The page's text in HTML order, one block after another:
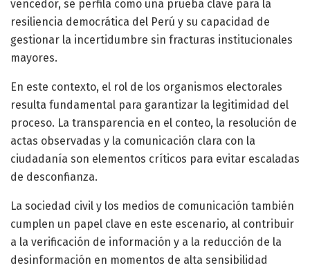
vencedor, se perfila como una prueba clave para la
resiliencia democrática del Perú y su capacidad de
gestionar la incertidumbre sin fracturas institucionales
mayores.
En este contexto, el rol de los organismos electorales
resulta fundamental para garantizar la legitimidad del
proceso. La transparencia en el conteo, la resolución de
actas observadas y la comunicación clara con la
ciudadanía son elementos críticos para evitar escaladas
de desconfianza.
La sociedad civil y los medios de comunicación también
cumplen un papel clave en este escenario, al contribuir
a la verificación de información y a la reducción de la
desinformación en momentos de alta sensibilidad